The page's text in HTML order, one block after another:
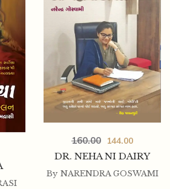
MADHYU KAFAN
300.00 270.00
DR. NEHA NI DAIRY
160.00 144.00
By NARENDRA GOSWAMI